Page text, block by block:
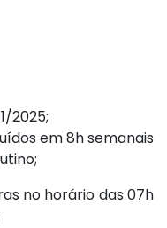
2025;
em 8h semanais
no horário das 07h